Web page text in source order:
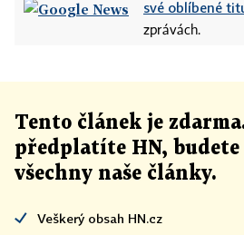
své oblíbené
zprávách.
Tento článek je
předplatíte HN,
všechny naše články.
Veškerý obsah HN.cz